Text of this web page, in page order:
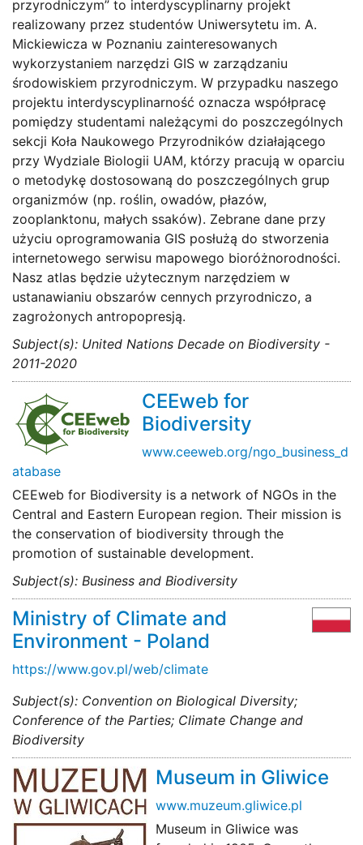
przyrodniczym” to interdyscyplinarny projekt
realizowany przez studentów Uniwersytetu im. A.
Mickiewicza w Poznaniu zainteresowanych
wykorzystaniem narzędzi GIS w zarządzaniu
środowiskiem przyrodniczym. W przypadku naszego
projektu interdyscyplinarność oznacza współpracę
pomiędzy studentami należącymi do poszczególnych
sekcji Koła Naukowego Przyrodników działającego
przy Wydziale Biologii UAM, którzy pracują w oparciu
o metodykę dostosowaną do poszczególnych grup
organizmów (np. roślin, owadów, płazów,
zooplanktonu, małych ssaków). Zebrane dane przy
użyciu oprogramowania GIS posłużą do stworzenia
internetowego serwisu mapowego bioróżnorodności.
Nasz atlas będzie użytecznym narzędziem w
ustanawianiu obszarów cennych przyrodniczo, a
zagrożonych antropopresją.
Subject(s): United Nations Decade on Biodiversity -
2011-2020
CEEweb for
Biodiversity
www.ceeweb.org/ngo_business_d
atabase
CEEweb for Biodiversity is a network of NGOs in the
Central and Eastern European region. Their mission is
the conservation of biodiversity through the
promotion of sustainable development.
Subject(s): Business and Biodiversity
Ministry of Climate and
Environment - Poland
https://www.gov.pl/web/climate
Subject(s): Convention on Biological Diversity;
Conference of the Parties; Climate Change and
Biodiversity
Museum in Gliwice
www.muzeum.gliwice.pl
Museum in Gliwice was